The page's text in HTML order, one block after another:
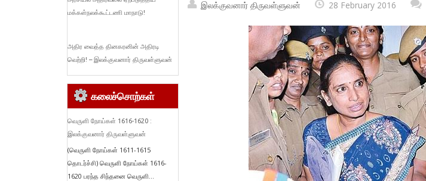
இலக்குவனார் திருவள்ளுவன் 28 February 2016
மக்கள்நலக்கூட்டணி மாநாடு!
அதிர வைத்த தினகரனின் அதிரடி
வெற்றி! – இலக்குவனார் திருவள்ளுவன்
கலைச்சொற்கள்
வெருளி நோய்கள் 1616-1620 :
இலக்குவனார் திருவள்ளுவன்
(வெருளி நோய்கள் 1611-1615
தொடர்ச்சி) வெருளி நோய்கள் 1616-
1620 பரந்த சிந்தனை வெருளி...